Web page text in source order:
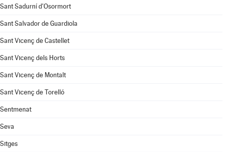
Sant Sadurní d'Osormort
Sant Salvador de Guardiola
Sant Vicenç de Castellet
Sant Vicenç dels Horts
Sant Vicenç de Montalt
Sant Vicenç de Torelló
Sentmenat
Seva
Sitges